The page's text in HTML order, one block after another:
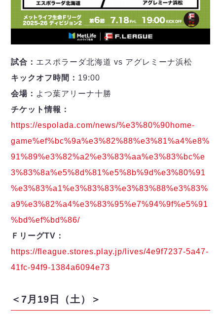
選手の通算記録（Ｆ２）
ヴォスクオーレ仙台
リガーレヴィア葛飾
Y．S．C．C．横浜
ヴィンセドール白山
アグレミーナ浜松
デウソン神戸
ミラクルスマイル新居浜
試合： エスポラーダ北海道 vs アグレミーナ浜松
キックオフ時間： 19:00
会場： よつ葉アリーナ十勝
チケット情報：
https://espolada.com/news/%e3%80%90home-
game%ef%bc%9a%e3%82%88%e3%81%a4%e8%
91%89%e3%82%a2%e3%83%aa%e3%83%bc%e
3%83%8a%e5%8d%81%e5%8b%9d%e3%80%91
%e3%83%a1%e3%83%83%e3%83%88%e3%83%
a9%e3%82%a4%e3%83%95%e7%94%9f%e5%91
%bd%ef%bd%86/
ＦリーグTV：
https://fleague.stores.play.jp/lives/4e9f7237-5a47-
41fc-94f9-1384a6094e73
＜7月19日（土）＞